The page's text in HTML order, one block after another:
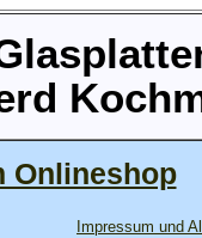
Onlineshop
Impressum und